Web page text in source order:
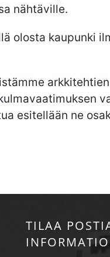
nähtäville.
olosta kaupunki
esitellään ne
TILAA